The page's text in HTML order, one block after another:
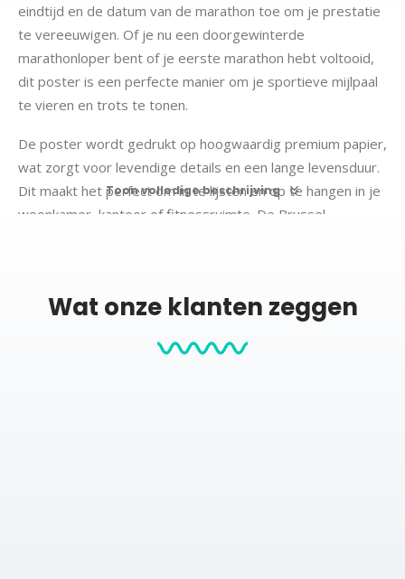
eindtijd en de datum van de marathon toe om je prestatie
te vereeuwigen. Of je nu een doorgewinterde
marathonloper bent of je eerste marathon hebt voltooid,
dit poster is een perfecte manier om je sportieve mijlpaal
te vieren en trots te tonen.
De poster wordt gedrukt op hoogwaardig premium papier,
wat zorgt voor levendige details en een lange levensduur.
Dit maakt het perfect om in te lijsten en op te hangen in je
woonkamer, kantoor of fitnessruimte. De Brussel
Toon volledige beschrijving
Wat onze klanten zeggen